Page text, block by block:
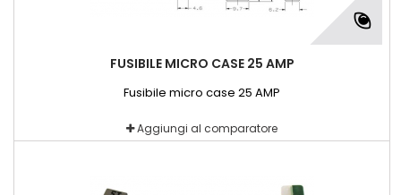
FUSIBILE MICRO CASE 25 AMP
Fusibile micro case 25 AMP
Aggiungi al comparatore